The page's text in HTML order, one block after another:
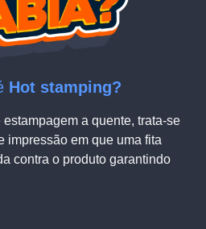
Hot stamping?
a quente, trata-se
impressão em que uma fita
contra o produto garantindo